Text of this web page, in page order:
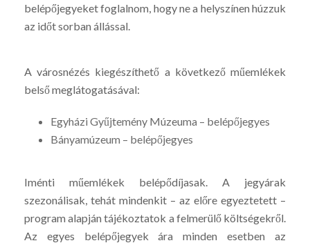
belépőjegyeket foglalnom, hogy ne a helyszínen húzzuk
az időt sorban állással.
A városnézés kiegészíthető a következő műemlékek
belső meglátogatásával:
Egyházi Gyűjtemény Múzeuma – belépőjegyes
Bányamúzeum – belépőjegyes
Iménti műemlékek belépődíjasak. A jegyárak
szezonálisak, tehát mindenkit – az előre egyeztetett –
program alapján tájékoztatok a felmerülő költségekről.
Az egyes belépőjegyek ára minden esetben az